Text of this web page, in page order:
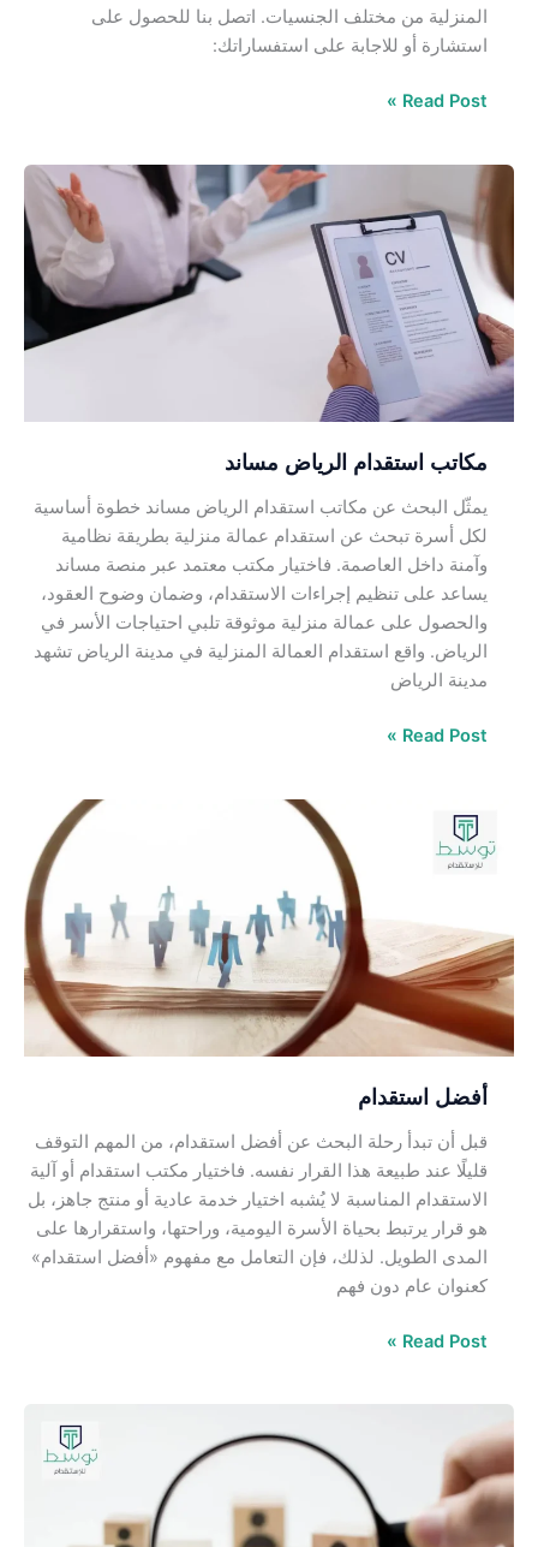
المنزلية من مختلف الجنسيات. اتصل بنا للحصول على
استشارة أو للاجابة على استفساراتك:
Read Post »
مكاتب استقدام الرياض مساند
يمثّل البحث عن مكاتب استقدام الرياض مساند خطوة أساسية
لكل أسرة تبحث عن استقدام عمالة منزلية بطريقة نظامية
وآمنة داخل العاصمة. فاختيار مكتب معتمد عبر منصة مساند
يساعد على تنظيم إجراءات الاستقدام، وضمان وضوح العقود،
والحصول على عمالة منزلية موثوقة تلبي احتياجات الأسر في
الرياض. واقع استقدام العمالة المنزلية في مدينة الرياض تشهد
مدينة الرياض
استقدام
الرياض
مساند
Read Post »
أفضل استقدام
قبل أن تبدأ رحلة البحث عن أفضل استقدام، من المهم التوقف
قليلًا عند طبيعة هذا القرار نفسه. فاختيار مكتب استقدام أو آلية
الاستقدام المناسبة لا يُشبه اختيار خدمة عادية أو منتج جاهز، بل
هو قرار يرتبط بحياة الأسرة اليومية، وراحتها، واستقرارها على
المدى الطويل. لذلك، فإن التعامل مع مفهوم «أفضل استقدام»
كعنوان عام دون فهم
أفضل
استقدام
Read Post »
مكتب
استقدام